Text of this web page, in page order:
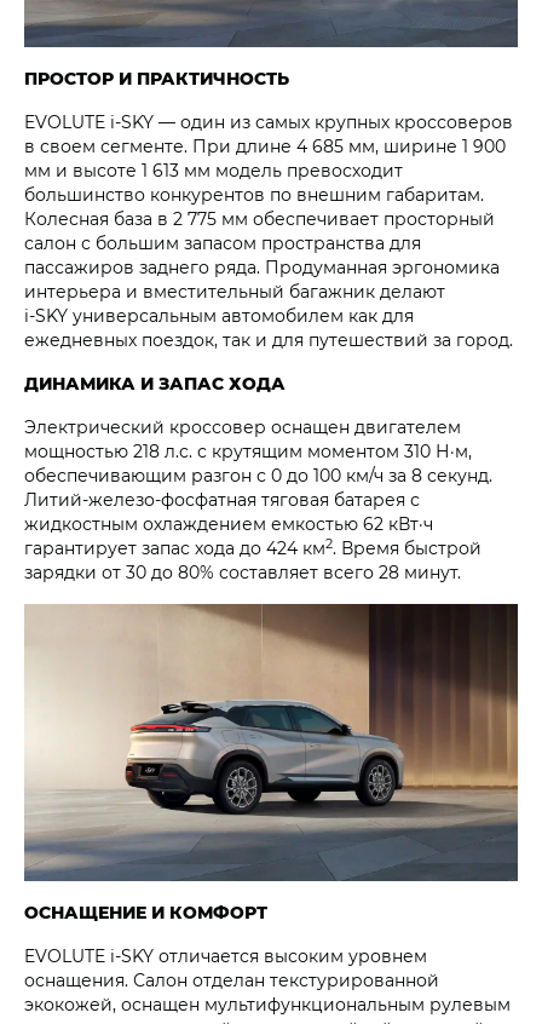
ПРОСТОР И ПРАКТИЧНОСТЬ
EVOLUTE i‑SKY — один из самых крупных кроссоверов
в своем сегменте. При длине 4 685 мм, ширине 1 900
мм и высоте 1 613 мм модель превосходит
большинство конкурентов по внешним габаритам.
Колесная база в 2 775 мм обеспечивает просторный
салон с большим запасом пространства для
пассажиров заднего ряда. Продуманная эргономика
интерьера и вместительный багажник делают
i‑SKY универсальным автомобилем как для
ежедневных поездок, так и для путешествий за город.
ДИНАМИКА И ЗАПАС ХОДА
Электрический кроссовер оснащен двигателем
мощностью 218 л.с. с крутящим моментом 310 Н·м,
обеспечивающим разгон с 0 до 100 км/ч за 8 секунд.
Литий-железо-фосфатная тяговая батарея с
жидкостным охлаждением емкостью 62 кВт·ч
гарантирует запас хода до 424 км2. Время быстрой
зарядки от 30 до 80% составляет всего 28 минут.
ОСНАЩЕНИЕ И КОМФОРТ
EVOLUTE i‑SKY отличается высоким уровнем
оснащения. Салон отделан текстурированной
экокожей, оснащен мультифункциональным рулевым